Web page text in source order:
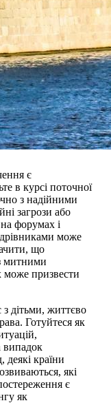
є
в курсі поточної
з надійними
загрози або
форумах і
може
що
митними
може призвести
дітьми, життєво
Готуйтеся як
випадок
країни
які
є
як